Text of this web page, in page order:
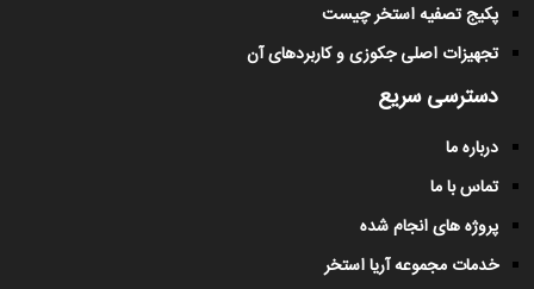
پکیج تصفیه استخر چیست
تجهیزات اصلی جکوزی و کاربردهای آن
دسترسی سریع
درباره ما
تماس با ما
پروژه های انجام شده
خدمات مجموعه آریا استخر